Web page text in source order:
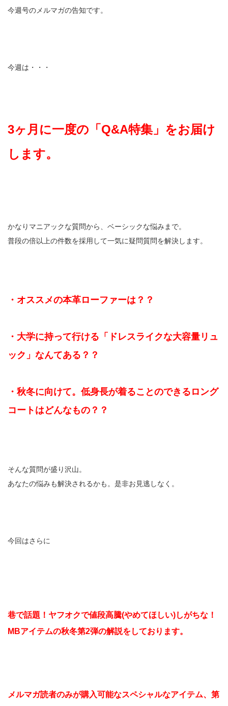
今週号のメルマガの告知です。
今週は・・・
3ヶ月に一度の「Q&A特集」をお届け
します。
かなりマニアックな質問から、ベーシックな悩みまで。
普段の倍以上の件数を採用して一気に疑問質問を解決します。
・オススメの本革ローファーは？？
・大学に持って行ける「ドレスライクな大容量リュ
ック」なんてある？？
・秋冬に向けて。低身長が着ることのできるロング
コートはどんなもの？？
そんな質問が盛り沢山。
あなたの悩みも解決されるかも。是非お見逃しなく。
今回はさらに
巷で話題！ヤフオクで値段高騰(やめてほしい)しがちな！
MBアイテムの秋冬第2弾の解説をしております。
メルマガ読者のみが購入可能なスペシャルなアイテム、第